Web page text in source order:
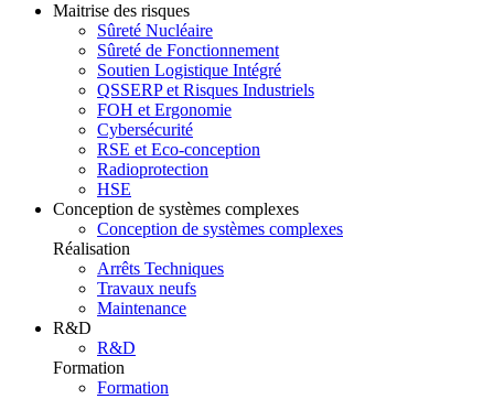
Maitrise des risques
Sûreté Nucléaire
Sûreté de Fonctionnement
Soutien Logistique Intégré
QSSERP et Risques Industriels
FOH et Ergonomie
Cybersécurité
RSE et Eco-conception
Radioprotection
HSE
Conception de systèmes complexes
Conception de systèmes complexes
Réalisation
Arrêts Techniques
Travaux neufs
Maintenance
R&D
R&D
Formation
Formation